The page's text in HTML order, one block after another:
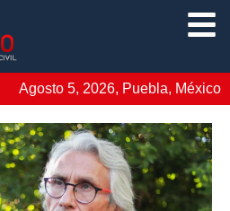
Agosto 5, 2026, Puebla, México